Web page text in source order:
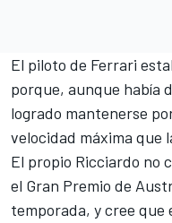
El piloto de Ferrari
porque, aunque había
logrado mantenerse
velocidad máxima que
El propio Ricciardo no
el Gran Premio de
temporada, y cree que